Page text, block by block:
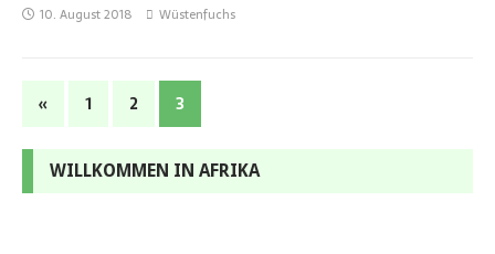
10. August 2018 Wüstenfuchs
« 1 2 3
WILLKOMMEN IN AFRIKA